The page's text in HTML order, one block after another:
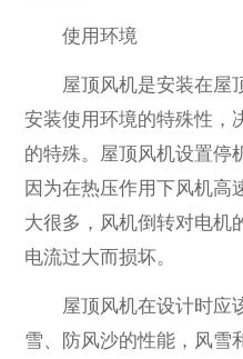
使用环境
屋顶风机是安装在屋
安装使用环境的特殊性，
的特殊。屋顶风机设置停
因为在热压作用下风机高
大很多，风机倒转对电机
电流过大而损坏。
屋顶风机在设计时应
雪、防风沙的性能，风雪